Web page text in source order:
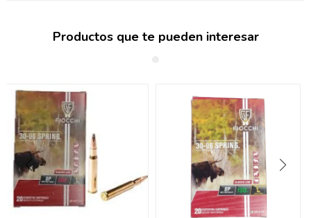
Productos que te pueden interesar